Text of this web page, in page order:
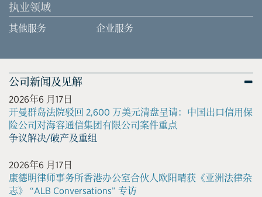
执业领域
其他服务 企业服务
公司新闻及见解
2026年6 月17日
开曼群岛法院驳回 2,600 万美元清盘呈请：中国出口信用保
险公司对海容通信集团有限公司案件重点
争议解决/破产及重组
2026年6 月17日
康德明律师事务所香港办公室合伙人欧阳晴获《亚洲法律杂
志》 “ALB Conversations” 专访